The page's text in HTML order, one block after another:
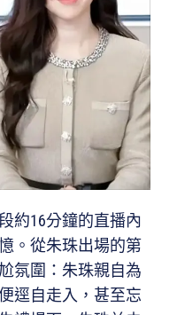
約16分鐘的直播內
。從朱珠出場的第
氛圍：朱珠親自為
逕自走入，甚至忘